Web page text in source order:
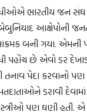
ભારતીય જન
આક્ષેપોની
બની ગયા. એમની
પહોંચ છે એવો ડર
તનાવ પેદા કરવાનો
ડરાવી
પણ ઘણી હતી. એ